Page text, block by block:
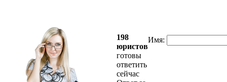
198
юристов
готовы
ответить
сейчас
Имя: